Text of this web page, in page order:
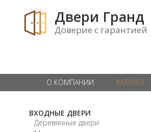
Двери Гранд
Доверие с гарантией
О КОМПАНИИ КАТАЛОГ
ВХОДНЫЕ ДВЕРИ
Деревянные двери